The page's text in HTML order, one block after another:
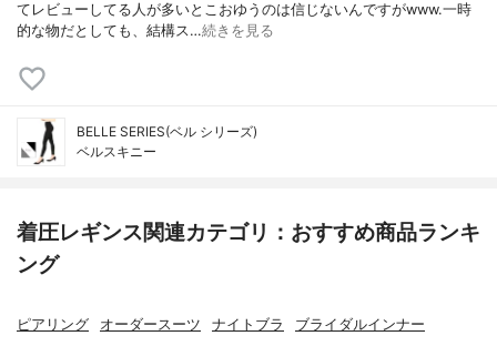
てレビューしてる人が多いとこおゆうのは信じないんですがwww.一時
的な物だとしても、結構ス…続きを見る
BELLE SERIES(ベル シリーズ)
ベルスキニー
着圧レギンス関連カテゴリ：おすすめ商品ランキ
ング
ピアリング オーダースーツ ナイトブラ ブライダルインナー